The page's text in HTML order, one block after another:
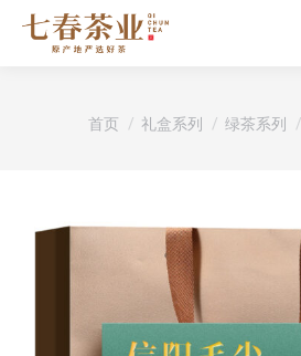
您在这里：
首页 礼盒系列 绿茶系列